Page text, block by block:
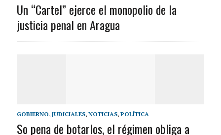
Un “Cartel” ejerce el monopolio de la
justicia penal en Aragua
GOBIERNO, JUDICIALES, NOTICIAS, POLÍTICA
So pena de botarlos, el régimen obliga a